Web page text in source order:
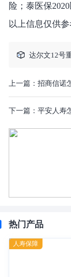
险；泰医保
以上信息仅供
达尔文12号
上一篇： 招商信诺
下一篇： 平安人寿
热门产品
人寿保障